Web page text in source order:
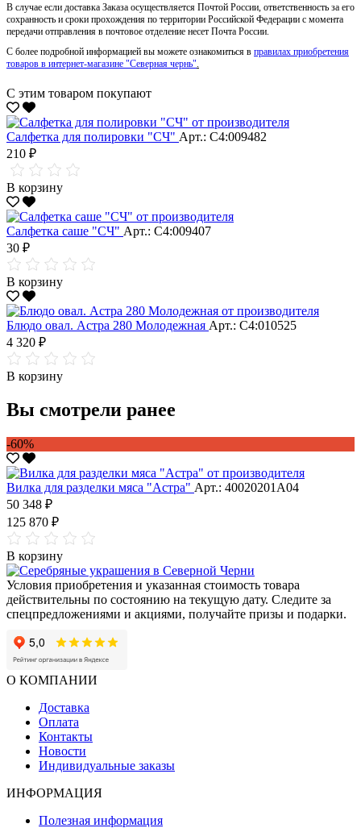
В случае если доставка Заказа осуществляется Почтой России, ответственность за его
сохранность и сроки прохождения по территории Российской Федерации с момента
передачи отправления в почтовое отделение несет Почта России.
С более подробной информацией вы можете ознакомиться в правилах приобретения
товаров в интернет-магазине "Северная чернь"
С этим товаром покупают
Салфетка для полировки "CЧ" Арт.: С4:009482
210 ₽
В корзину
Салфетка саше "CЧ" Арт.: С4:009407
30 ₽
В корзину
Блюдо овал. Астра 280 Молодежная Арт.: С4:010525
4 320 ₽
В корзину
Вы смотрели ранее
-60%
Вилка для разделки мяса "Астра" Арт.: 40020201А04
50 348 ₽
125 870 ₽
В корзину
Условия приобретения и указанная стоимость товара
действительны по состоянию на текущую дату. Следите за
спецпредложениями и акциями, получайте призы и подарки.
О КОМПАНИИ
Доставка
Оплата
Контакты
Новости
Индивидуальные заказы
ИНФОРМАЦИЯ
Полезная информация